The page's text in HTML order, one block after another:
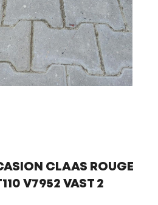
CLAAS ROUGE
V7952 VAST 2